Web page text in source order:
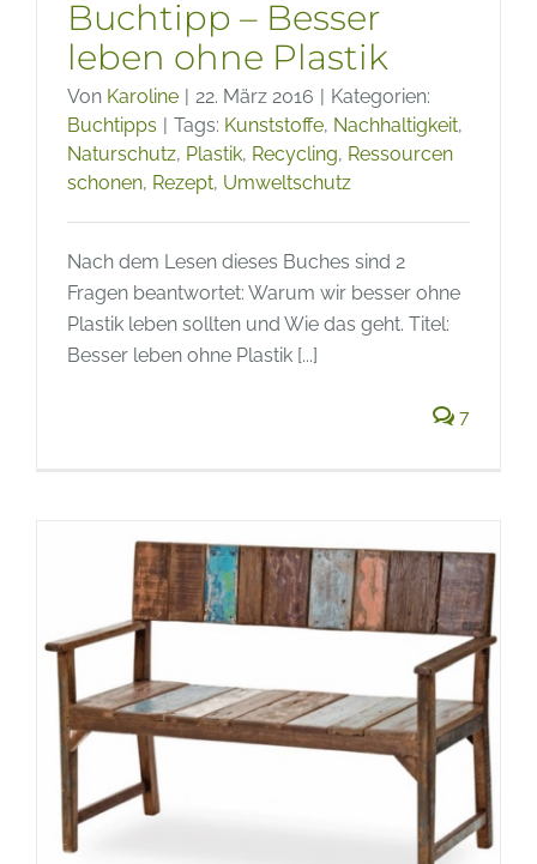
Buchtipp – Besser
leben ohne Plastik
Von Karoline | 22. März 2016 | Kategorien:
Buchtipps | Tags: Kunststoffe, Nachhaltigkeit,
Naturschutz, Plastik, Recycling, Ressourcen
schonen, Rezept, Umweltschutz
Nach dem Lesen dieses Buches sind 2
Fragen beantwortet: Warum wir besser ohne
Plastik leben sollten und Wie das geht. Titel:
Besser leben ohne Plastik [...]
7